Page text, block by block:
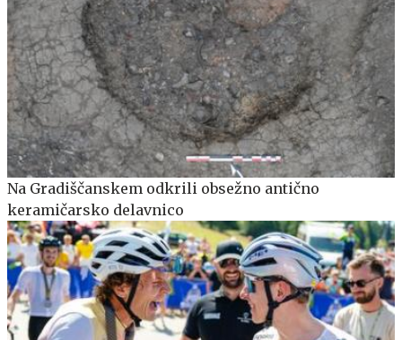
Na Gradiščanskem odkrili obsežno antično
keramičarsko delavnico